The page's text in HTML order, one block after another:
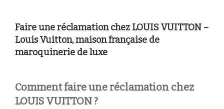
Faire une réclamation chez LOUIS VUITTON –
Louis Vuitton, maison française de
maroquinerie de luxe
Comment faire une réclamation chez
LOUIS VUITTON ?